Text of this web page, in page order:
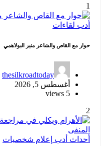
1
أدب لقاءات
حوار مع القاص والشاعر منير البولاهمي
thesilkroadtoday
أغسطس 5, 2026
5 views
2
أحداث أدب إعلام شخصيات